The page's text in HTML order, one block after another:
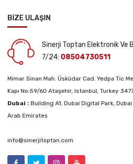
BİZE ULAŞIN
Sinerji Toptan Elektronik Ve
7/24: 08504730511
Mimar Sinan Mah. Üsküdar Cad. Yedpa Tic
Kapı No:59/60 Ataşehir, Istanbul, Turkey
Dubai : Building A1, Dubai Digital Park,
Arab Emirates
info@sinerjitoptan.com